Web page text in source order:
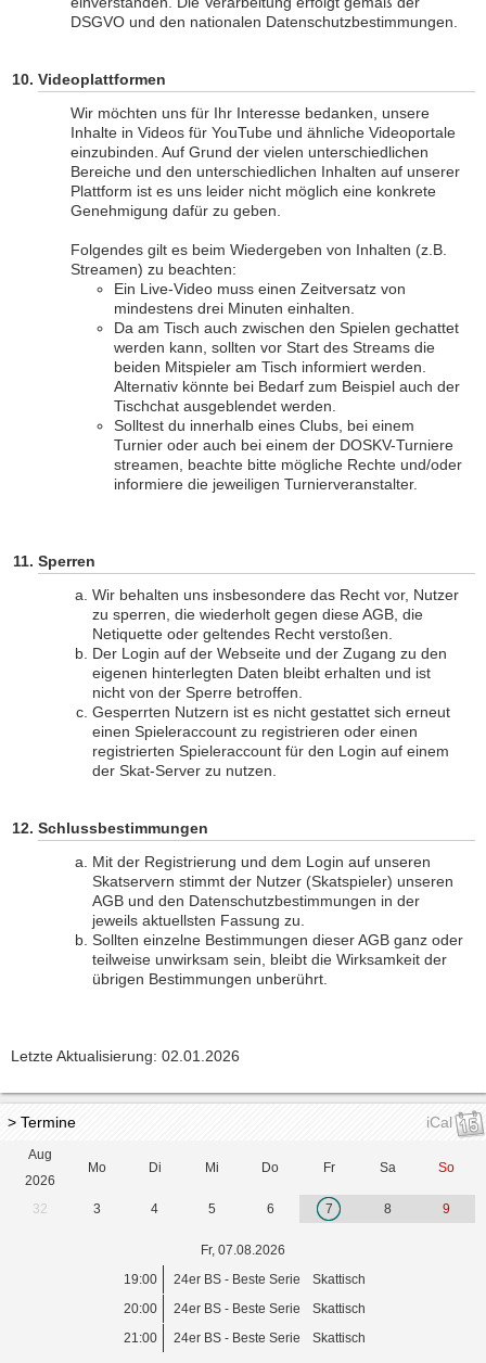
DSGVO und den nationalen Datenschutzbestimmungen.
Videoplattformen
Wir möchten uns für Ihr Interesse bedanken, unsere
Inhalte in Videos für YouTube und ähnliche Videoportale
einzubinden. Auf Grund der vielen unterschiedlichen
Bereiche und den unterschiedlichen Inhalten auf unserer
Plattform ist es uns leider nicht möglich eine konkrete
Genehmigung dafür zu geben.
Folgendes gilt es beim Wiedergeben von Inhalten (z.B.
Streamen) zu beachten:
Ein Live-Video muss einen Zeitversatz von
mindestens drei Minuten einhalten.
Da am Tisch auch zwischen den Spielen gechattet
werden kann, sollten vor Start des Streams die
beiden Mitspieler am Tisch informiert werden.
Alternativ könnte bei Bedarf zum Beispiel auch der
Tischchat ausgeblendet werden.
Solltest du innerhalb eines Clubs, bei einem
Turnier oder auch bei einem der DOSKV-Turniere
streamen, beachte bitte mögliche Rechte und/oder
informiere die jeweiligen Turnierveranstalter.
Sperren
Wir behalten uns insbesondere das Recht vor, Nutzer
zu sperren, die wiederholt gegen diese AGB, die
Netiquette oder geltendes Recht verstoßen.
Der Login auf der Webseite und der Zugang zu den
eigenen hinterlegten Daten bleibt erhalten und ist
nicht von der Sperre betroffen.
Gesperrten Nutzern ist es nicht gestattet sich erneut
einen Spieleraccount zu registrieren oder einen
registrierten Spieleraccount für den Login auf einem
der Skat-Server zu nutzen.
Schlussbestimmungen
Mit der Registrierung und dem Login auf unseren
Skatservern stimmt der Nutzer (Skatspieler) unseren
AGB und den Datenschutzbestimmungen in der
jeweils aktuellsten Fassung zu.
Sollten einzelne Bestimmungen dieser AGB ganz oder
teilweise unwirksam sein, bleibt die Wirksamkeit der
übrigen Bestimmungen unberührt.
Letzte Aktualisierung: 02.01.2026
> Termine iCal
Aug
2026
Mo Di Mi Do Fr Sa So
32 3 4 5 6 7 8 9
Fr, 07.08.2026
19:00
24er BS - Beste Serie
Skattisch
20:00
24er BS - Beste Serie
Skattisch
21:00
24er BS - Beste Serie Skattisch